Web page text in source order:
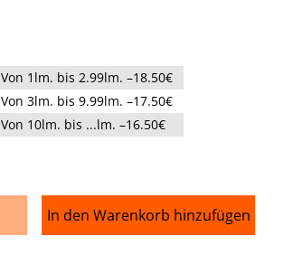
Von 1lm. bis 2.99lm. –18.50€
Von 3lm. bis 9.99lm. –17.50€
Von 10lm. bis ...lm. –16.50€
In den Warenkorb hinzufügen